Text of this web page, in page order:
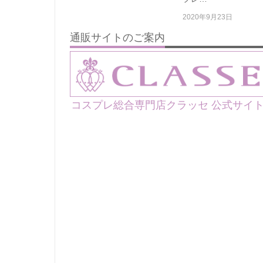
2020年9月23日
通販サイトのご案内
コスプレ総合専門店クラッセ 公式サイ